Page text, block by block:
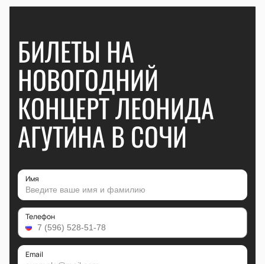
БИЛЕТЫ НА
НОВОГОДНИЙ
КОНЦЕРТ ЛЕОНИДА
АГУТИНА В СОЧИ
Имя
Телефон
Email